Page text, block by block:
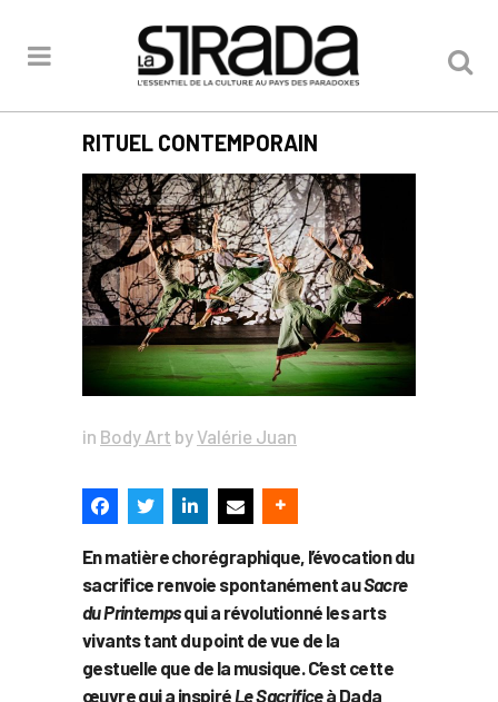
RITUEL CONTEMPORAIN
in Body Art by Valérie Juan
En matière chorégraphique, l’évocation du
sacrifice renvoie spontanément auSacre
du Printempsqui a révolutionné les arts
vivants tant du point de vue de la
gestuelle que de la musique. C’est cette
œuvre qui a inspiré Le Sacrificeà Dada